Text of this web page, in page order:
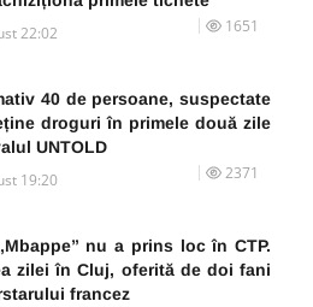
22:02 1651
40 de persoane, suspectate
droguri în primele două zile
UNTOLD
19:20 2371
nu a prins loc în CTP.
zilei în Cluj, oferită de doi fani
francez